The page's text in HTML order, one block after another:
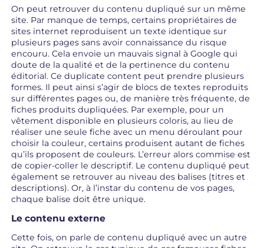
On peut retrouver du contenu dupliqué sur un même
site. Par manque de temps, certains propriétaires de
sites internet reproduisent un texte identique sur
plusieurs pages sans avoir connaissance du risque
encouru. Cela envoie un mauvais signal à Google qui
doute de la qualité et de la pertinence du contenu
éditorial. Ce duplicate content peut prendre plusieurs
formes. Il peut ainsi s’agir de blocs de textes reproduits
sur différentes pages ou, de manière très fréquente, de
fiches produits dupliquées. Par exemple, pour un
vêtement disponible en plusieurs coloris, au lieu de
réaliser une seule fiche avec un menu déroulant pour
choisir la couleur, certains produisent autant de fiches
qu’ils proposent de couleurs. L’erreur alors commise est
de copier-coller le descriptif. Le contenu dupliqué peut
également se retrouver au niveau des balises (titres et
descriptions). Or, à l’instar du contenu de vos pages,
chaque balise doit être unique.
Le contenu externe
Cette fois, on parle de contenu dupliqué avec un autre